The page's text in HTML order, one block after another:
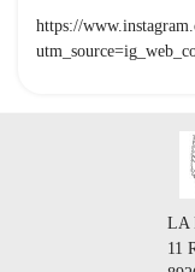
https://
LA
11